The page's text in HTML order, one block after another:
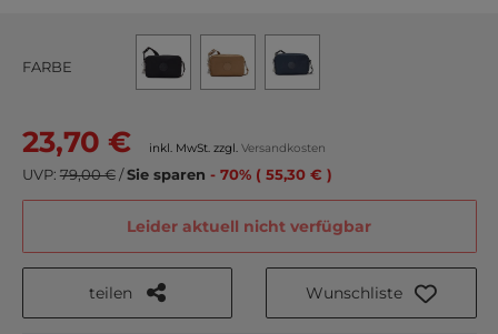
FARBE
23,70 € inkl. MwSt. zzgl. Versandkosten
UVP: 79,00 €/Sie sparen - 70% ( 55,30 € )
Leider aktuell nicht verfügbar
teilen Wunschliste